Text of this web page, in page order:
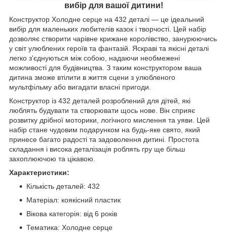
вибір для вашої дитини!
Конструктор Холодне серце на 432 деталі — це ідеальний
вибір для маленьких любителів казок і творчості. Цей набір
дозволяє створити чарівне крижане королівство, занурюючись
у світ улюблених героїв та фантазій. Яскраві та якісні деталі
легко з'єднуються між собою, надаючи необмежені
можливості для будівництва. З таким конструктором ваша
дитина зможе втілити в життя сцени з улюбленого
мультфільму або вигадати власні пригоди.
Конструктор із 432 деталей розроблений для дітей, які
люблять будувати та створювати щось нове. Він сприяє
розвитку дрібної моторики, логічного мислення та уяви. Цей
набір стане чудовим подарунком на будь-яке свято, який
принесе багато радості та задоволення дитині. Простота
складання і висока деталізація роблять гру ще більш
захоплюючою та цікавою.
Характеристики:
Кількість деталей: 432
Матеріал: коякісний пластик
Вікова категорія: від 6 років
Тематика: Холодне серце